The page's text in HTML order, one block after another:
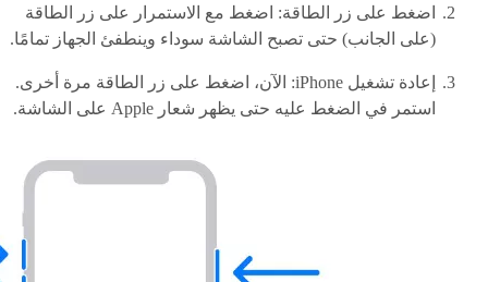
اضغط على زر الطاقة: اضغط مع الاستمرار على زر الطاقة
(على الجانب) حتى تصبح الشاشة سوداء وينطفئ الجهاز تمامًا.
إعادة تشغيل iPhone: الآن، اضغط على زر الطاقة مرة أخرى.
استمر في الضغط عليه حتى يظهر شعار Apple على الشاشة.